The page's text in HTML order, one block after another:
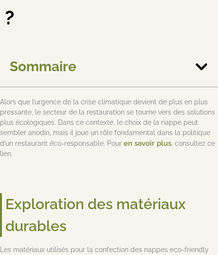
?
Sommaire
Alors que l’urgence de la crise climatique devient de plus en plus
pressante, le secteur de la restauration se tourne vers des solutions
plus écologiques. Dans ce contexte, le choix de la nappe peut
sembler anodin, mais il joue un rôle fondamental dans la politique
d’un restaurant éco-responsable. Pour en savoir plus , consultez ce
lien.
Exploration des matériaux
durables
Les matériaux utilisés pour la confection des nappes eco-friendly